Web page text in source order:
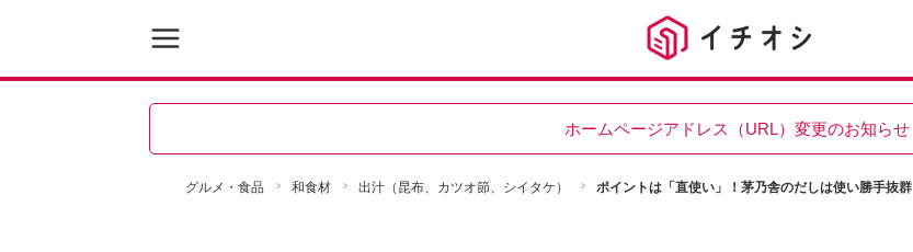
ホームページアドレス（URL）変更のお知らせ
グルメ・食品 和食材 出汁（昆布、カツオ節、シイタケ） ポイントは「直使い」！茅乃舎のだしは使い勝手抜群